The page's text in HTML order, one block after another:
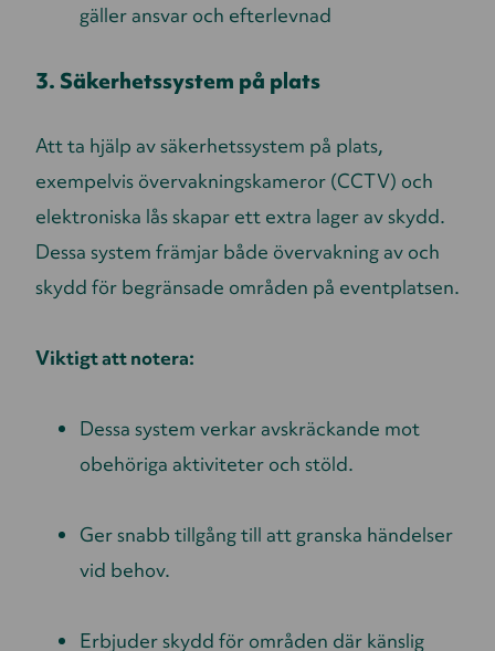
gäller ansvar och efterlevnad
3. Säkerhetssystem på plats
Att ta hjälp av säkerhetssystem på plats,
exempelvis övervakningskameror (CCTV) och
elektroniska lås skapar ett extra lager av skydd.
Dessa system främjar både övervakning av och
skydd för begränsade områden på eventplatsen.
Viktigt att notera:
Dessa system verkar avskräckande mot
obehöriga aktiviteter och stöld.
Ger snabb tillgång till att granska händelser
vid behov.
Erbjuder skydd för områden där känslig